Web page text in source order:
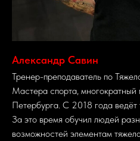
Александр Савин
Тренер-преподаватель по
Мастера спорта,
Петербурга. С 2018 года ведёт
За это время обучил людей
возможностей элементам